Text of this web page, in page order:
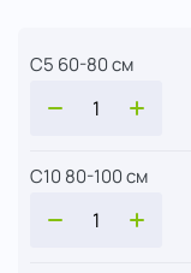
С5 60-80 см
С10 80-100 см